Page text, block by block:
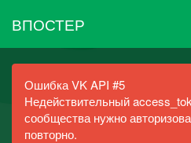
ВПОСТЕР
Ошибка VK API #5
Недействительный
сообщества нужно
повторно.